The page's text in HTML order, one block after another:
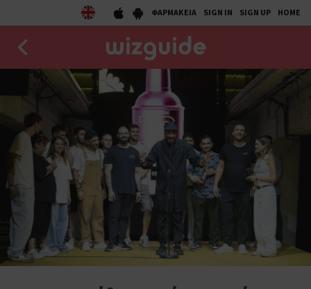
ΦΑΡΜΑΚΕΙΑ SIGN IN SIGN UP HOME
DRINK
50 BEST
AGENDA
COLLECTIONS
STORIES